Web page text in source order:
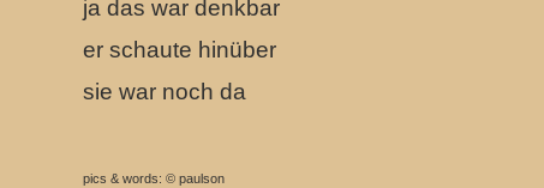
ja das war denkbar
er schaute hinüber
sie war noch da
pics & words: © paulson